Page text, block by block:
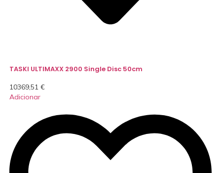
TASKI ULTIMAXX 2900 Single Disc 50cm
10369,51 €
Adicionar